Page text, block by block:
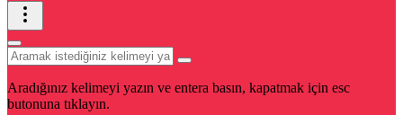
Aradığınız kelimeyi yazın ve entera basın, kapatmak için esc
butonuna tıklayın.